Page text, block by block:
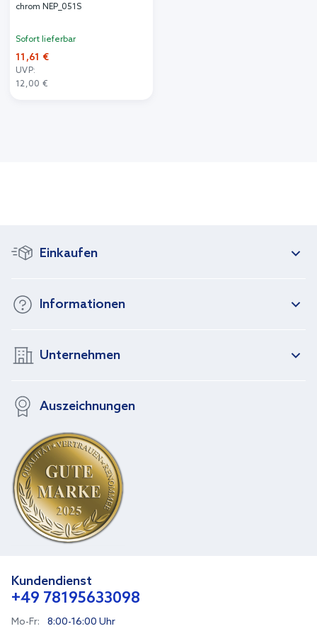
chrom NEP_051S
Sofort lieferbar
11,61 €
UVP:
12,00 €
Einkaufen
Informationen
Unternehmen
Auszeichnungen
Kundendienst
+49 78195633098
Mo-Fr: 8:00-16:00 Uhr